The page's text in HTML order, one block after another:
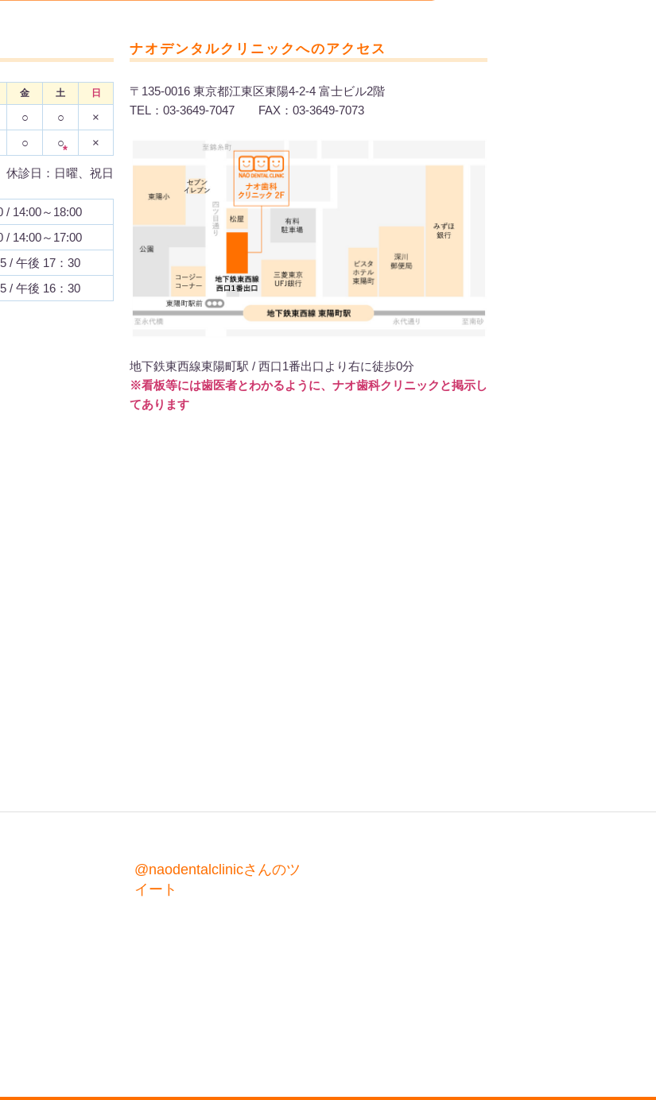
金 土 日
○ ○ ×
○ ○
*
×
診日：日曜、祝日
/ 14:00～18:00
/ 14:00～17:00
/ 午後 17：30
/ 午後 16：30
ナオデンタルクリニックへのアクセス
〒135-0016 東京都江東区東陽4-2-4 富士ビル2階
TEL：03-3649-7047 FAX：03-3649-7073
地下鉄東西線東陽町駅 / 西口1番出口より右に徒歩0分
※看板等には歯医者とわかるように、ナオ歯科クリニックと掲示し
てあります
@naodentalclinicさんのツ
イート